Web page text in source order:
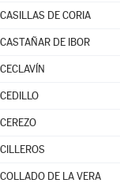
CASILLAS DE CORIA
CASTAÑAR DE IBOR
CECLAVÍN
CEDILLO
CEREZO
CILLEROS
COLLADO DE LA VERA